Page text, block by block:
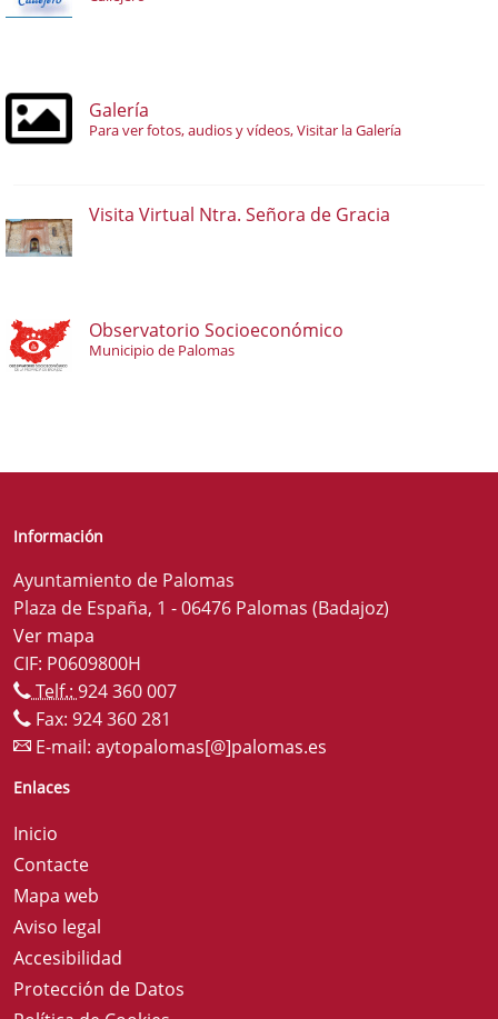
Galería
Para ver fotos, audios y vídeos, Visitar la Galería
Visita Virtual Ntra. Señora de Gracia
Observatorio Socioeconómico
Municipio de Palomas
Información
Ayuntamiento de Palomas
Plaza de España, 1 - 06476 Palomas (Badajoz)
Ver mapa
CIF: P0609800H
Telf.: 924 360 007
Fax: 924 360 281
E-mail: aytopalomas[@]palomas.es
Enlaces
Inicio
Contacte
Mapa web
Aviso legal
Accesibilidad
Protección de Datos